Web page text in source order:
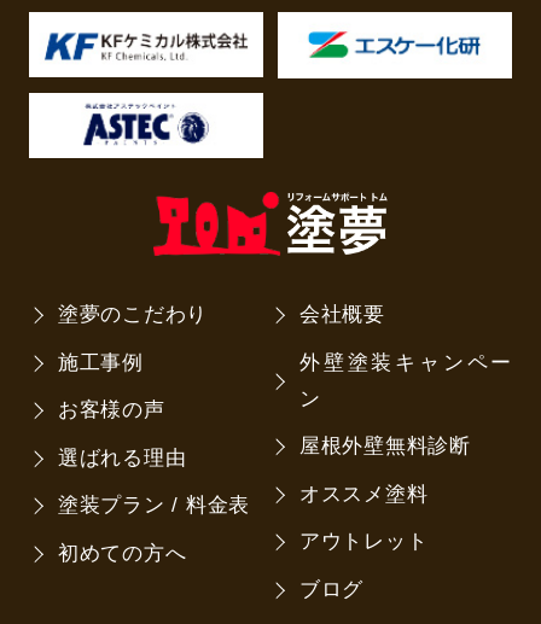
塗夢のこだわり
施工事例
お客様の声
選ばれる理由
塗装プラン / 料金表
初めての方へ
会社概要
外壁塗装キャンペー
ン
屋根外壁無料診断
オススメ塗料
アウトレット
ブログ